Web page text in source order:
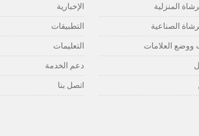
المنزلية
الصناعية
ووضع العلامات
الإخبارية
التطبيقات
التعليمات
دعم الخدمة
اتصل بنا